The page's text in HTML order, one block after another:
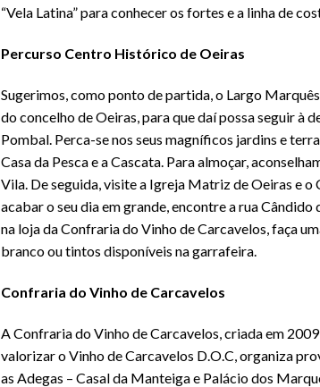
“Vela Latina” para conhecer os fortes e a linha de
Percurso Centro Histórico de Oeiras
Sugerimos, como ponto de partida, o Largo
do concelho de Oeiras, para que daí possa seguir à
Pombal. Perca-se nos seus magníficos jardins e
Casa da Pesca e a Cascata. Para almoçar,
Vila. De seguida, visite a Igreja Matriz de Oeiras e
acabar o seu dia em grande, encontre a rua
na loja da Confraria do Vinho de Carcavelos, faça
branco ou tintos disponíveis na garrafeira.
Confraria do Vinho de Carcavelos
A Confraria do Vinho de Carcavelos, criada em
valorizar o Vinho de Carcavelos D.O.C, organiza
as Adegas – Casal da Manteiga e Palácio dos